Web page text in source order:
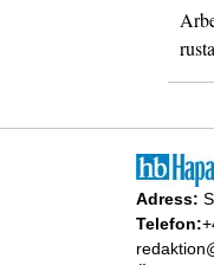
Adress:
Telefon: